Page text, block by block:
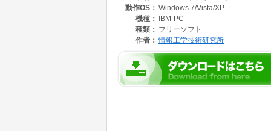
4. [メール]タブを選択し、パスワードを表示す
右側の[プロパティ(P)]ボタンを押下します。
5. XXXXのプロパティ画面が開いたら、[サー
6. パスワードが※※※※※※という状態で表示
ボタンを押下してください。
7. XXXXのプロパティ画面のパスワードが
変換されてます。
動作OS： Windows 7/Vista/XP
機種：
IBM-PC
種類： フリーソフト
作者： 情報工学技術研究所